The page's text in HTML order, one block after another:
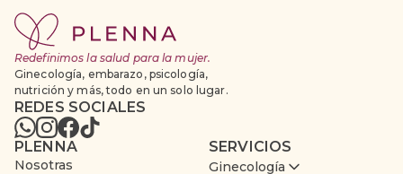
Redefinimos la salud para la mujer.
Ginecología, embarazo, psicología,
nutrición y más, todo en un solo lugar.
REDES SOCIALES
PLENNA
Nosotras
SERVICIOS
Ginecología